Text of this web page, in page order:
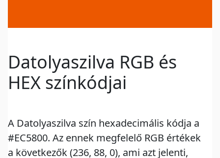
Datolyaszilva RGB és
HEX színkódjai
A Datolyaszilva szín hexadecimális kódja a
#EC5800. Az ennek megfelelő RGB értékek
a következők (236, 88, 0), ami azt jelenti,